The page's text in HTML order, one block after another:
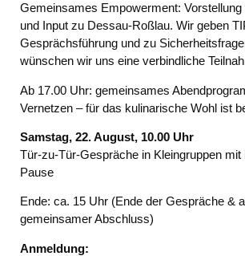
Gemeinsames Empowerment: Vorstellung
und Input zu Dessau-Roßlau. Wir geben
Gesprächsführung und zu
wünschen wir uns eine verbindliche
Ab 17.00 Uhr: gemeinsames
Vernetzen – für das kulinarische Wohl ist
Samstag, 22. August, 10.00 Uhr
Tür-zu-Tür-Gespräche in Kleingruppen mit
Pause
Ende: ca. 15 Uhr (Ende der Gespräche &
gemeinsamer Abschluss)
Anmeldung: